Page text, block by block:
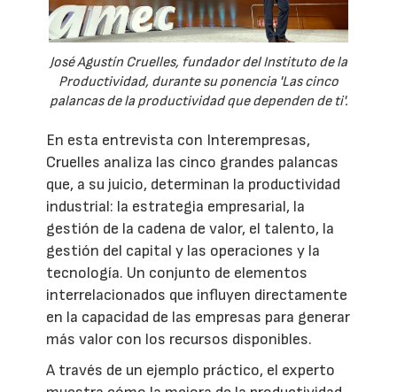
José Agustín Cruelles, fundador del Instituto de la
Productividad, durante su ponencia 'Las cinco
palancas de la productividad que dependen de ti'.
En esta entrevista con Interempresas,
Cruelles analiza las cinco grandes palancas
que, a su juicio, determinan la productividad
industrial: la estrategia empresarial, la
gestión de la cadena de valor, el talento, la
gestión del capital y las operaciones y la
tecnología. Un conjunto de elementos
interrelacionados que influyen directamente
en la capacidad de las empresas para generar
más valor con los recursos disponibles.
A través de un ejemplo práctico, el experto